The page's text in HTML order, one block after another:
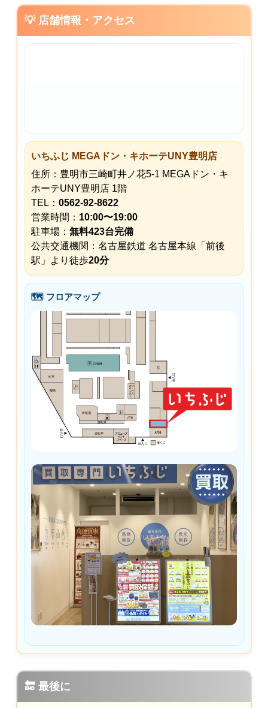
💡 店舗情報・アクセス
いちふじ MEGAドン・キホーテUNY豊明店
住所：豊明市三崎町井ノ花5-1 MEGAドン・キ
ホーテUNY豊明店 1階
TEL： 0562-92-8622
営業時間： 10:00〜19:00
駐車場： 無料423台完備
公共交通機関：名古屋鉄道 名古屋本線「前後
駅」より徒歩20分
🗺 フロアマップ
🔚 最後に